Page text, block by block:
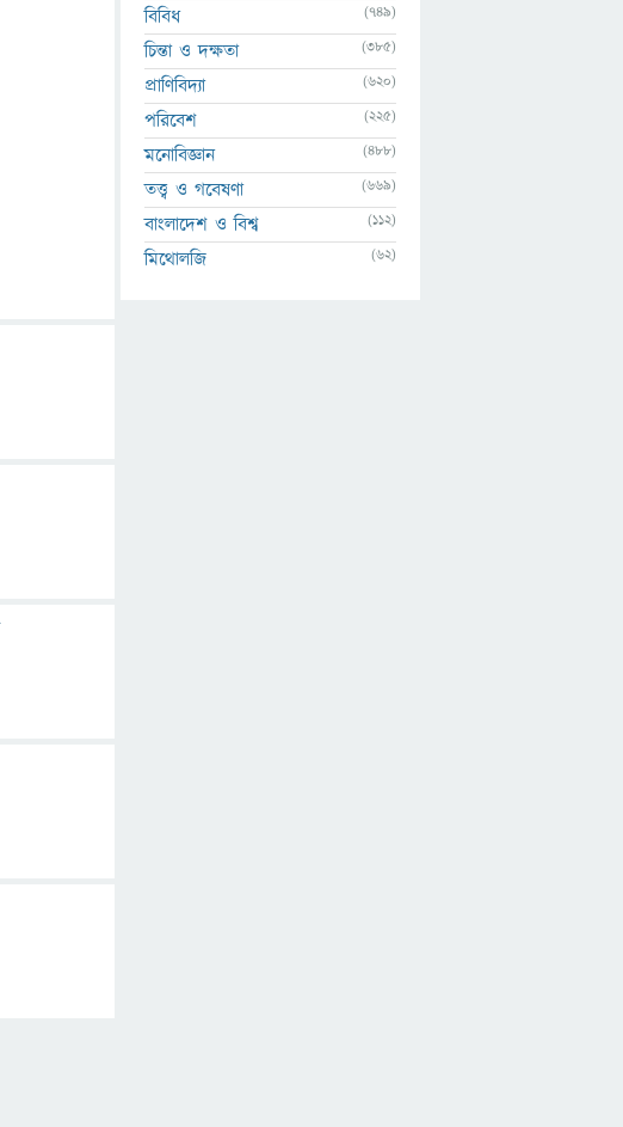
বিবিধ (749)
চিন্তা ও দক্ষতা (385)
প্রাণিবিদ্যা (620)
পরিবেশ (225)
মনোবিজ্ঞান (488)
তত্ত্ব ও গবেষণা (669)
বাংলাদেশ ও বিশ্ব (112)
মিথোলজি (62)